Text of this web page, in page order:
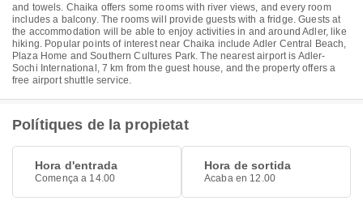
and towels. Chaika offers some rooms with river views, and every room
includes a balcony. The rooms will provide guests with a fridge. Guests at
the accommodation will be able to enjoy activities in and around Adler, like
hiking. Popular points of interest near Chaika include Adler Central Beach,
Plaza Home and Southern Cultures Park. The nearest airport is Adler-
Sochi International, 7 km from the guest house, and the property offers a
free airport shuttle service.
Polítiques de la propietat
Hora d'entrada
Comença a 14.00
Hora de sortida
Acaba en 12.00